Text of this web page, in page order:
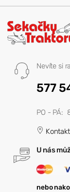
Nevíte si
577
PO - PÁ:
U nás
nebo